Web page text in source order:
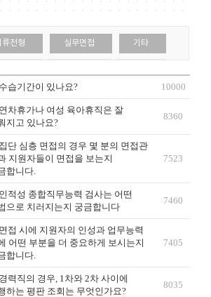
류전형 실무면접 기타
습기간이 있나요? 10000
차휴가나 여성 육아휴직은 잘
지고 있나요?
8360
단 심층 면접의 경우 몇 분의 면접관
지원자들이 면접을 보는지
합니다.
7523
적성 종합직무능력 검사는 어떤
으로 치러지는지 궁금합니다
7460
접 시에 지원자의 인성과 업무능력
어떤 부분을 더 중요하게 보시는지
합니다.
7405
력직의 경우, 1차와 2차 사이에
하는 평판 조회는 무엇인가요?
8035